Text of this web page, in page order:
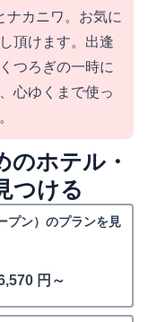
ナカニワ。お気に
頂けます。出逢
つろぎの一時に
心ゆくまで使っ
のホテル・
つける
プン）のプランを見
円～